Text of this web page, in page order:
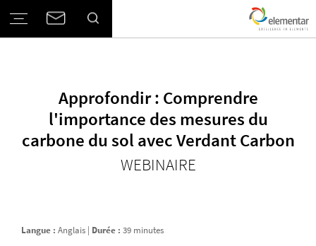
Approfondir : Comprendre
l'importance des mesures du
carbone du sol avec Verdant Carbon
WEBINAIRE
Langue : Anglais | Durée : 39 minutes